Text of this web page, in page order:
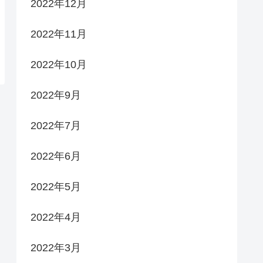
2022年12月
2022年11月
2022年10月
2022年9月
2022年7月
2022年6月
2022年5月
2022年4月
2022年3月